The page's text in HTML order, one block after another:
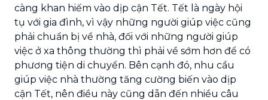
càng khan hiếm vào dịp cận Tết. Tết là ngày hội
tụ với gia đình, vì vậy những người giúp việc cũng
phải chuẩn bị về nhà, đối với những người giúp
việc ở xa thông thường thì phải về sớm hơn để có
phương tiện di chuyển. Bên cạnh đó, nhu cầu
giúp việc nhà thường tăng cường biến vào dịp
cận Tết, nên điều này cũng dẫn đến nhiều câu